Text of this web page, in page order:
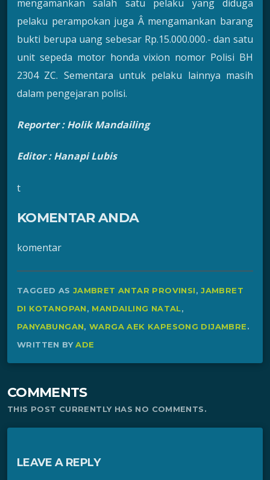
mengamankan salah satu pelaku yang diduga
pelaku perampokan juga Â mengamankan barang
bukti berupa uang sebesar Rp.15.000.000.- dan satu
unit sepeda motor honda vixion nomor Polisi BH
2304 ZC. Sementara untuk pelaku lainnya masih
dalam pengejaran polisi.
Reporter : Holik Mandailing
Editor : Hanapi Lubis
t
KOMENTAR ANDA
komentar
TAGGED AS JAMBRET ANTAR PROVINSI,JAMBRET
DI KOTANOPAN, MANDAILING NATAL,
PANYABUNGAN,WARGA AEK KAPESONG DIJAMBRE.
WRITTEN BYADE
COMMENTS
THIS POST CURRENTLY HAS NO COMMENTS.
LEAVE A REPLY